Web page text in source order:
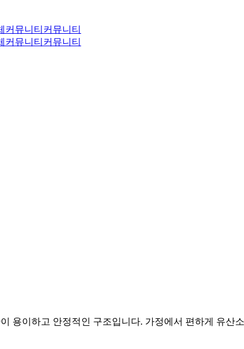
커뮤니티 커뮤니티
커뮤니티 커뮤니티
용이하고 안정적인 구조입니다. 가정에서 편하게 유산